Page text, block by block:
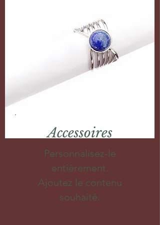
Accessoires
Personnalisez-le
entièrement.
Ajoutez le contenu
souhaité.